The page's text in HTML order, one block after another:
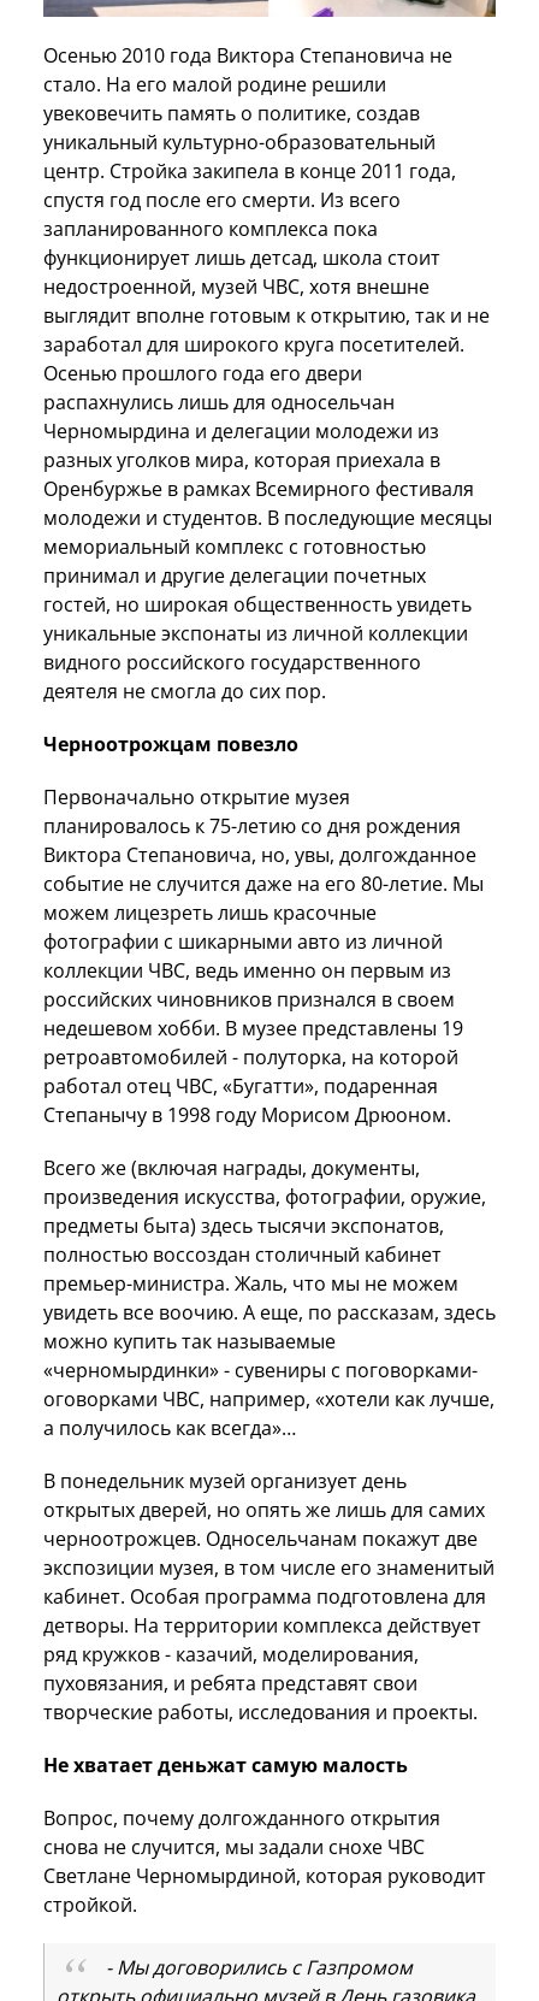
Осенью 2010 года Виктора Степановича не
стало. На его малой родине решили
увековечить память о политике, создав
уникальный культурно-образовательный
центр. Стройка закипела в конце 2011 года,
спустя год после его смерти. Из всего
запланированного комплекса пока
функционирует лишь детсад, школа стоит
недостроенной, музей ЧВС, хотя внешне
выглядит вполне готовым к открытию, так и не
заработал для широкого круга посетителей.
Осенью прошлого года его двери
распахнулись лишь для односельчан
Черномырдина и делегации молодежи из
разных уголков мира, которая приехала в
Оренбуржье в рамках Всемирного фестиваля
молодежи и студентов. В последующие месяцы
мемориальный комплекс с готовностью
принимал и другие делегации почетных
гостей, но широкая общественность увидеть
уникальные экспонаты из личной коллекции
видного российского государственного
деятеля не смогла до сих пор.
Черноотрожцам повезло
Первоначально открытие музея
планировалось к 75-летию со дня рождения
Виктора Степановича, но, увы, долгожданное
событие не случится даже на его 80-летие. Мы
можем лицезреть лишь красочные
фотографии с шикарными авто из личной
коллекции ЧВС, ведь именно он первым из
российских чиновников признался в своем
недешевом хобби. В музее представлены 19
ретроавтомобилей - полуторка, на которой
работал отец ЧВС, «Бугатти», подаренная
Степанычу в 1998 году Морисом Дрюоном.
Всего же (включая награды, документы,
произведения искусства, фотографии, оружие,
предметы быта) здесь тысячи экспонатов,
полностью воссоздан столичный кабинет
премьер-министра. Жаль, что мы не можем
увидеть все воочию. А еще, по рассказам, здесь
можно купить так называемые
«черномырдинки» - сувениры с поговорками-
оговорками ЧВС, например, «хотели как лучше,
а получилось как всегда»…
В понедельник музей организует день
открытых дверей, но опять же лишь для самих
черноотрожцев. Односельчанам покажут две
экспозиции музея, в том числе его знаменитый
кабинет. Особая программа подготовлена для
детворы. На территории комплекса действует
ряд кружков - казачий, моделирования,
пуховязания, и ребята представят свои
творческие работы, исследования и проекты.
Не хватает деньжат самую малость
Вопрос, почему долгожданного открытия
снова не случится, мы задали снохе ЧВС
Светлане Черномырдиной, которая руководит
стройкой.
- Мы договорились с Газпромом